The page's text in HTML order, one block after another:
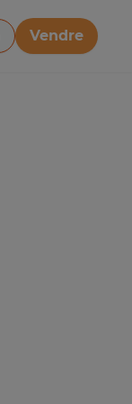
Vendre